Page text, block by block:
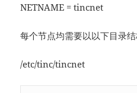
NETNAME = tincnet
每个节点均需要以以下目录
/etc/tinc/tincnet